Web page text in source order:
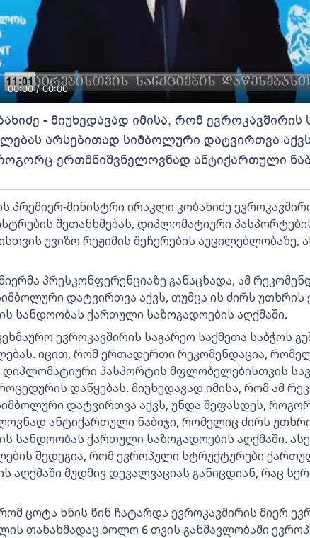
00:00 / 00:00
- მიუხედავად იმისა, რომ ევროკავშირის
არსებითად სიმბოლური დატვირთვა
ერთმნიშვნელოვნად ანტიქართული
პრემიერ-მინისტრი ირაკლი კობახიძე
შეთანხმებას, დიპლომატიური
უვიზო რეჟიმის შეჩერების აუცილებლობაზე,
პრესკონფერენციაზე განაცხადა, ამ
დატვირთვა აქვს, თუმცა ის ძირს
სანდოობას ქართული საზოგადოების აღქმაში.
ევროკავშირის საგარეო საქმეთა საბჭოს
იცით, რომ ერთადერთი რეკომენდაცია,
დიპლომატიური პასპორტის მფლობელებისთვის
დაწყებას. მიუხედავად იმისა, რომ ამ
დატვირთვა აქვს, უნდა შეფასდეს,
ანტიქართული ნაბიჯი, რომელიც ძირს
სანდოობას ქართული საზოგადოების აღქმაში.
შედეგია, რომ ევროპული სტრუქტურები
აღქმაში მუდმივ დევალვაციას განიცდიან, რაც
ცოტა ხნის წინ ჩატარდა ევროკავშირის მიერ
თანახმადაც ბოლო 6 თვის განმავლობაში